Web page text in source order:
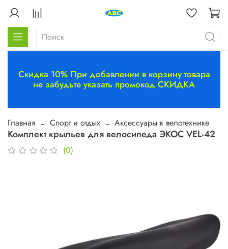
Скидка 10% При добавлении в корзину товара
не забудьте указать промокод СКИДКА
Главная Спорт и отдых Аксессуары к велотехнике
Комплект крыльев для велосипеда ЭКОС VEL-42
(0)